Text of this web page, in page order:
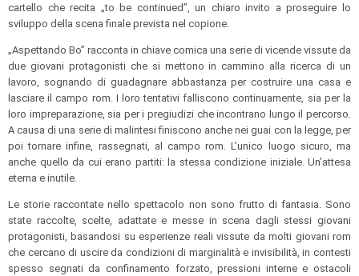
cartello che recita „to be continued”, un chiaro invito a proseguire lo
sviluppo della scena finale prevista nel copione.
„Aspettando Bo” racconta in chiave comica una serie di vicende vissute da
due giovani protagonisti che si mettono in cammino alla ricerca di un
lavoro, sognando di guadagnare abbastanza per costruire una casa e
lasciare il campo rom. I loro tentativi falliscono continuamente, sia per la
loro impreparazione, sia per i pregiudizi che incontrano lungo il percorso.
A causa di una serie di malintesi finiscono anche nei guai con la legge, per
poi tornare infine, rassegnati, al campo rom. L’unico luogo sicuro, ma
anche quello da cui erano partiti: la stessa condizione iniziale. Un’attesa
eterna e inutile.
Le storie raccontate nello spettacolo non sono frutto di fantasia. Sono
state raccolte, scelte, adattate e messe in scena dagli stessi giovani
protagonisti, basandosi su esperienze reali vissute da molti giovani rom
che cercano di uscire da condizioni di marginalità e invisibilità, in contesti
spesso segnati da confinamento forzato, pressioni interne e ostacoli